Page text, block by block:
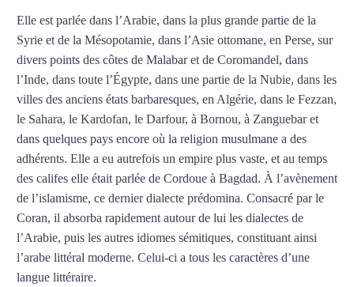
Elle est parlée dans l’Arabie, dans la plus grande partie de la
Syrie et de la Mésopotamie, dans l’Asie ottomane, en Perse, sur
divers points des côtes de Malabar et de Coromandel, dans
l’Inde, dans toute l’Égypte, dans une partie de la Nubie, dans les
villes des anciens états barbaresques, en Algérie, dans le Fezzan,
le Sahara, le Kardofan, le Darfour, à Bornou, à Zanguebar et
dans quelques pays encore où la religion musulmane a des
adhérents. Elle a eu autrefois un empire plus vaste, et au temps
des califes elle était parlée de Cordoue à Bagdad. À l’avènement
de l’islamisme, ce dernier dialecte prédomina. Consacré par le
Coran, il absorba rapidement autour de lui les dialectes de
l’Arabie, puis les autres idiomes sémitiques, constituant ainsi
l’arabe littéral moderne. Celui-ci a tous les caractères d’une
langue littéraire.